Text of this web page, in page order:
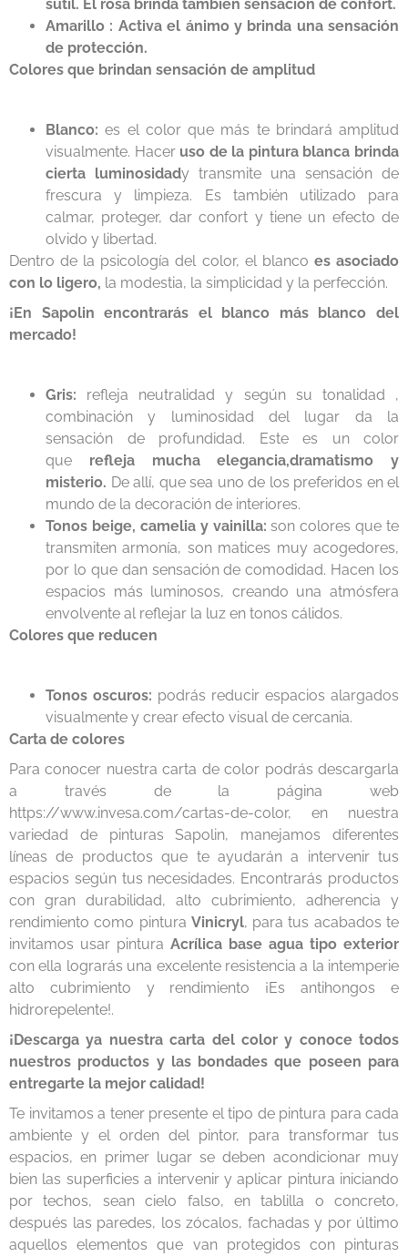
sutil. El rosa brinda también sensación de confort.
Amarillo : Activa el ánimo y brinda una sensación
de protección.
Colores que brindan sensación de amplitud
Blanco: es el color que más te brindará amplitud
visualmente. Hacer uso de la pintura blanca brinda
cierta luminosidady transmite una sensación de
frescura y limpieza. Es también utilizado para
calmar, proteger, dar confort y tiene un efecto de
olvido y libertad.
Dentro de la psicología del color, el blanco es asociado
con lo ligero, la modestia, la simplicidad y la perfección.
¡En Sapolin encontrarás el blanco más blanco del
mercado!
Gris: refleja neutralidad y según su tonalidad ,
combinación y luminosidad del lugar da la
sensación de profundidad. Este es un color
que refleja mucha elegancia,dramatismo y
misterio. De allí, que sea uno de los preferidos en el
mundo de la decoración de interiores.
Tonos beige, camelia y vainilla:son colores que te
transmiten armonía, son matices muy acogedores,
por lo que dan sensación de comodidad. Hacen los
espacios más luminosos, creando una atmósfera
envolvente al reflejar la luz en tonos cálidos.
Colores que reducen
Tonos oscuros: podrás reducir espacios alargados
visualmente y crear efecto visual de cercania.
Carta de colores
Para conocer nuestra carta de color podrás descargarla
a través de la página web
https://www.invesa.com/cartas-de-color, en nuestra
variedad de pinturas Sapolin, manejamos diferentes
líneas de productos que te ayudarán a intervenir tus
espacios según tus necesidades. Encontrarás productos
con gran durabilidad, alto cubrimiento, adherencia y
rendimiento como pintura Vinicryl, para tus acabados te
invitamos usar pintura Acrílica base agua tipo exterior
con ella lograrás una excelente resistencia a la intemperie
alto cubrimiento y rendimiento ¡Es antihongos e
hidrorepelente!.
¡Descarga ya nuestra carta del color y conoce todos
nuestros productos y las bondades que poseen para
entregarte la mejor calidad!
Te invitamos a tener presente el tipo de pintura para cada
ambiente y el orden del pintor, para transformar tus
espacios, en primer lugar se deben acondicionar muy
bien las superficies a intervenir y aplicar pintura iniciando
por techos, sean cielo falso, en tablilla o concreto,
después las paredes, los zócalos, fachadas y por último
aquellos elementos que van protegidos con pinturas